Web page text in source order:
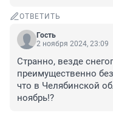
ОТВЕТИТЬ
Гость
2 ноября 2024, 23:09
Странно, везде
преимущественно
что в Челябинской
ноябрь!?